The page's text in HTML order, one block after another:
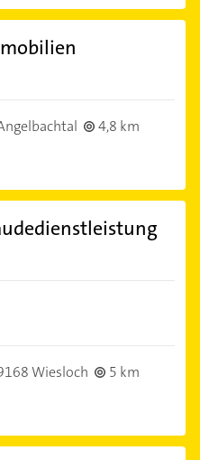
4,8 km
Wiesloch
5 km